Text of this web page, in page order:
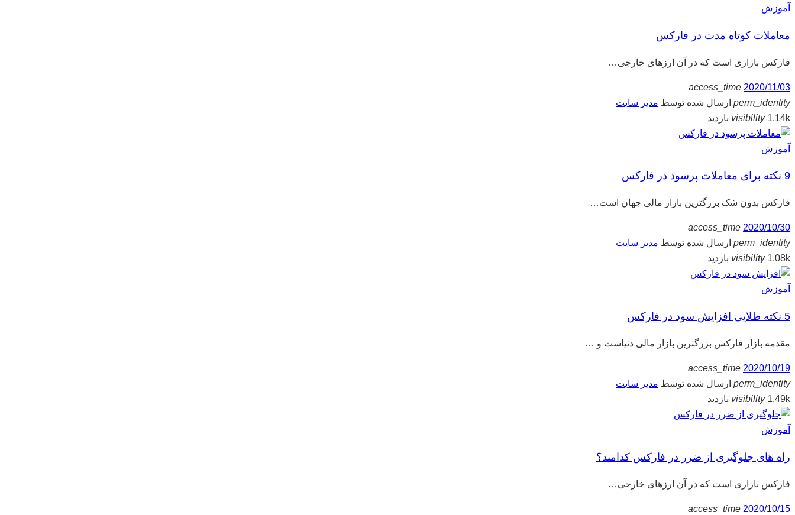
آموزش
معاملات کوتاه مدت در فارکس
فارکس بازاری است که در آن ارزهای خارجی…
access_time 2020/11/03
perm_identity ارسال شده توسط مدیر سایت
visibility1.14k بازدید
آموزش
9 نکته برای معاملات پرسود در فارکس
فارکس بدون شک بزرگترین بازار مالی جهان است…
access_time 2020/10/30
perm_identity ارسال شده توسط مدیر سایت
visibility1.08k بازدید
آموزش
5 نکته طلایی افزایش سود در فارکس
مقدمه بازار فارکس بزرگترین بازار مالی دنیاست و …
access_time 2020/10/19
perm_identity ارسال شده توسط مدیر سایت
visibility1.49k بازدید
آموزش
راه های جلوگیری از ضرر در فارکس کدامند؟
فارکس بازاری است که در آن ارزهای خارجی…
access_time 2020/10/15